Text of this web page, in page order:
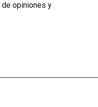
opiniones y